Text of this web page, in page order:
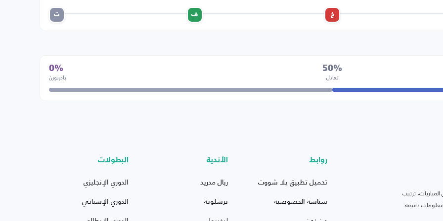
خ ف ت
50%
تعادل
0%
بادربورن
ترتيب
دقيقة.
روابط
تحميل تطبيق يلا شووت
سياسة الخصوصية
الأندية
ريال مدريد
برشلونة
البطولات
الدوري الإنجليزي
الدوري الإسباني